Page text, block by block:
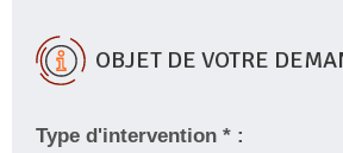
OBJET DE VOTRE
Type d'intervention * :